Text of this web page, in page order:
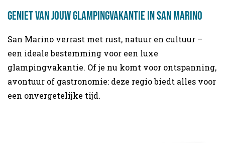
Geniet van jouw glampingvakantie in San Marino
San Marino verrast met rust, natuur en cultuur –
een ideale bestemming voor een luxe
glampingvakantie. Of je nu komt voor ontspanning,
avontuur of gastronomie: deze regio biedt alles voor
een onvergetelijke tijd.